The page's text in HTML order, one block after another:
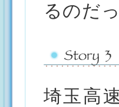
るのだっ
埼玉高